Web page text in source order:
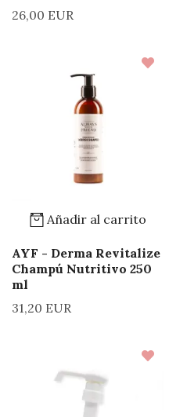
26,00 EUR
Añadir al carrito
AYF - Derma Revitalize
Champú Nutritivo 250
ml
31,20 EUR